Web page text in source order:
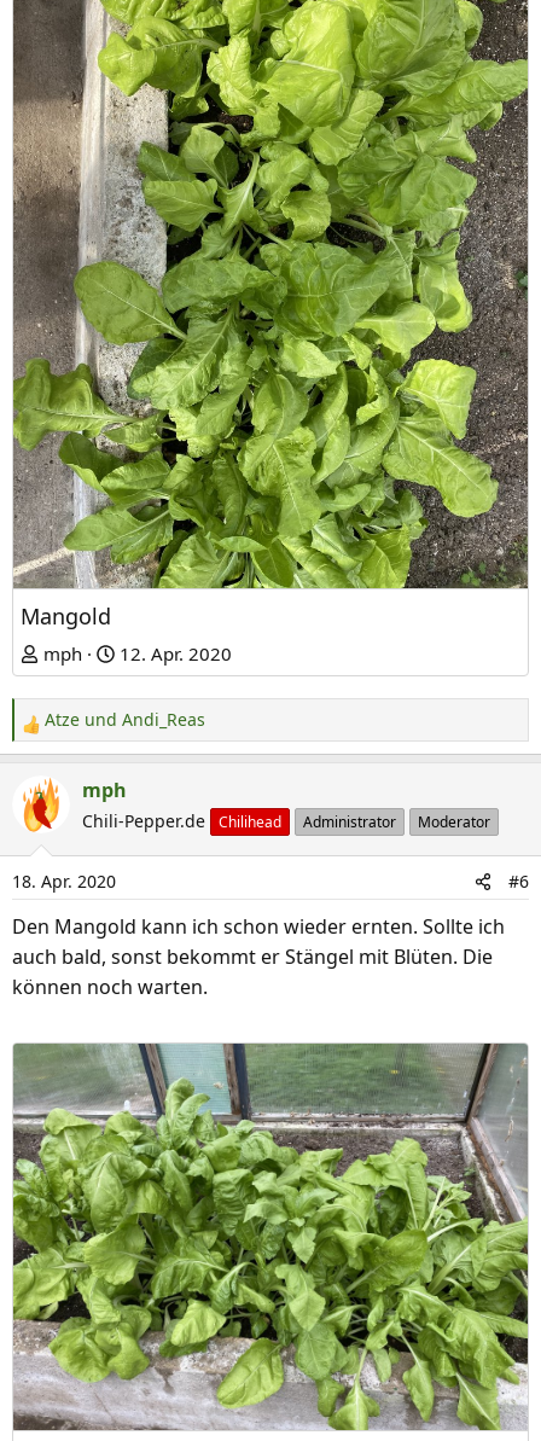
Mangold
mph 12. Apr. 2020
R
e
a
k
i
o
n
n
:
Atze und Andi_Reas
mph
Chili-Pepper.de Chilihead Administrator Moderator
18. Apr. 2020 #6
Den Mangold kann ich schon wieder ernten. Sollte ich
auch bald, sonst bekommt er Stängel mit Blüten. Die
können noch warten.